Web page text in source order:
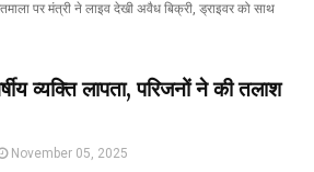
पर मंत्री ने लाइव देखी अवैध बिक्री, ड्राइवर को साथ
व्यक्ति लापता, परिजनों ने की तलाश
November 05, 2025